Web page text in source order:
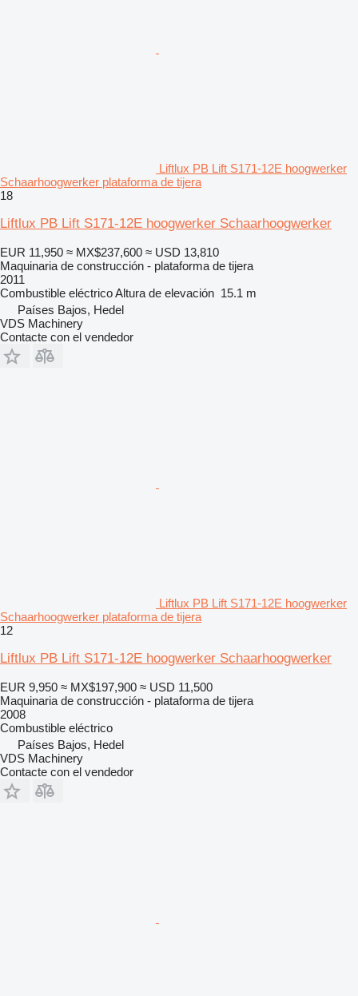
Liftlux PB Lift S171-12E hoogwerker
Schaarhoogwerker plataforma de tijera
18
Liftlux PB Lift S171-12E hoogwerker Schaarhoogwerker
EUR 11,950 ≈ MX$237,600 ≈ USD 13,810
Maquinaria de construcción - plataforma de tijera
2011
Combustible eléctricoAltura de elevación 15.1 m
Países Bajos, Hedel
VDS Machinery
Contacte con el vendedor
Liftlux PB Lift S171-12E hoogwerker
Schaarhoogwerker plataforma de tijera
12
Liftlux PB Lift S171-12E hoogwerker Schaarhoogwerker
EUR 9,950 ≈ MX$197,900 ≈ USD 11,500
Maquinaria de construcción - plataforma de tijera
2008
Combustible eléctrico
Países Bajos, Hedel
VDS Machinery
Contacte con el vendedor